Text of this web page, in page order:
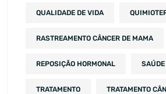
QUALIDADE DE VIDA
RASTREAMENTO CÂNCER DE MAMA
REPOSIÇÃO HORMONAL SAÚDE
TRATAMENTO TRATAMENTO